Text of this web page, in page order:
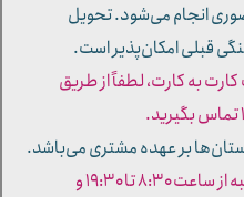
انجام می‌شود. تحویل
قبلی امکان‌پذیر است.
به کارت، لطفاً از طریق
بر عهده مشتری می‌باشد.
- ساعات کاری فروشگاه: شنبه تا چهارشنبه از ساعت ۸:۳۰ تا ۱۹:۳۰ و